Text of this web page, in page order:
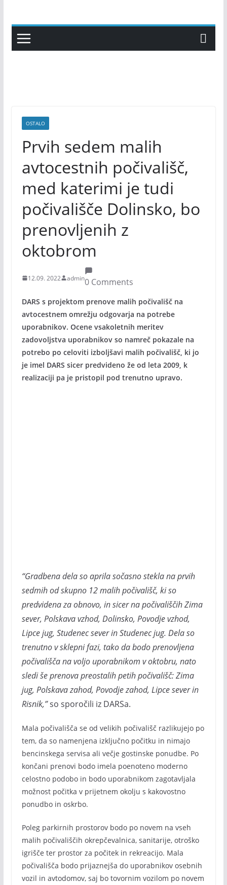
content
OSTALO
Prvih sedem malih
avtocestnih počivališč,
med katerimi je tudi
počivališče Dolinsko, bo
prenovljenih z
oktobrom
12.09. 2022 admin0 Comments
DARS s projektom prenove malih počivališč na
avtocestnem omrežju odgovarja na potrebe
uporabnikov. Ocene vsakoletnih meritev
zadovoljstva uporabnikov so namreč pokazale na
potrebo po celoviti izboljšavi malih počivališč, ki jo
je imel DARS sicer predvideno že od leta 2009, k
realizaciji pa je pristopil pod trenutno upravo.
“Gradbena dela so aprila sočasno stekla na prvih
sedmih od skupno 12 malih počivališč, ki so
predvidena za obnovo, in sicer na počivališčih Zima
sever, Polskava vzhod, Dolinsko, Povodje vzhod,
Lipce jug, Studenec sever in Studenec jug. Dela so
trenutno v sklepni fazi, tako da bodo prenovljena
počivališča na voljo uporabnikom v oktobru, nato
sledi še prenova preostalih petih počivališč: Zima
jug, Polskava zahod, Povodje zahod, Lipce sever in
Risnik,”so sporočili iz DARSa.
Mala počivališča se od velikih počivališč razlikujejo po
tem, da so namenjena izključno počitku in nimajo
bencinskega servisa ali večje gostinske ponudbe. Po
končani prenovi bodo imela poenoteno moderno
celostno podobo in bodo uporabnikom zagotavljala
možnost počitka v prijetnem okolju s kakovostno
ponudbo in oskrbo.
Poleg parkirnih prostorov bodo po novem na vseh
malih počivališčih okrepčevalnica, sanitarije, otroško
igrišče ter prostor za počitek in rekreacijo. Mala
počivališča bodo prijaznejša do uporabnikov osebnih
vozil in avtodomov, saj bo tovornim vozilom po novem